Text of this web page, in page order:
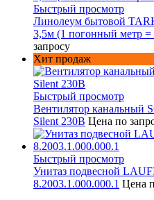
Быстрый просмотр
Линолеум бытовой
3,5м (1 погонный метр =
запросу
Хит продаж
Быстрый просмотр
Вентилятор канальный
Silent 230В Цена по
Быстрый просмотр
Унитаз подвесной
8.2003.1.000.000.1 Цена